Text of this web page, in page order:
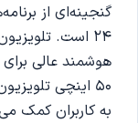
هوشمند عالی
50 اینچی
به کاربران کمک